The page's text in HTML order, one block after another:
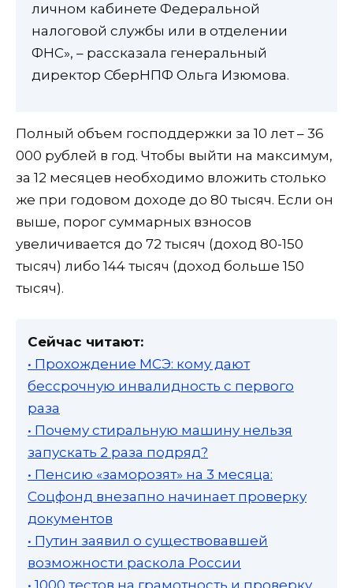
личном кабинете Федеральной
налоговой службы или в отделении
ФНС», – рассказала генеральный
директор СберНПФ Ольга Изюмова.
Полный объем господдержки за 10 лет – 36
000 рублей в год. Чтобы выйти на максимум,
за 12 месяцев необходимо вложить столько
же при годовом доходе до 80 тысяч. Если он
выше, порог суммарных взносов
увеличивается до 72 тысяч (доход 80-150
тысяч) либо 144 тысяч (доход больше 150
тысяч).
Сейчас читают:
• Прохождение МСЭ: кому дают
бессрочную инвалидность с первого
раза
• Почему стиральную машину нельзя
запускать 2 раза подряд?
• Пенсию «заморозят» на 3 месяца:
Соцфонд внезапно начинает проверку
документов
• Путин заявил о существовавшей
возможности раскола России